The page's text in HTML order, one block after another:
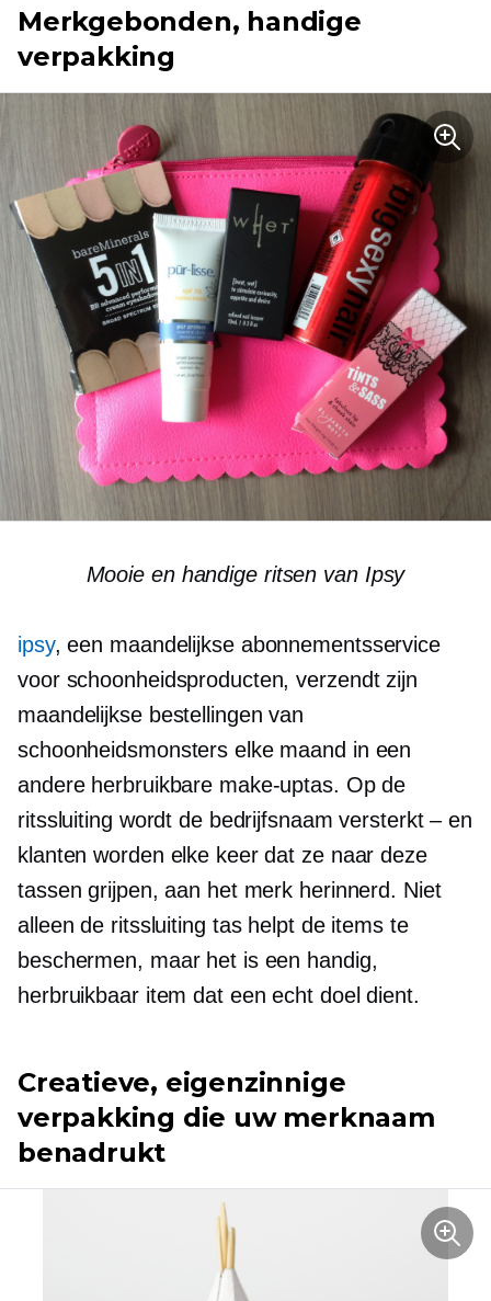
Merkgebonden, handige
verpakking
Mooie en handige ritsen van Ipsy
ipsy, een maandelijkse abonnementsservice
voor schoonheidsproducten, verzendt zijn
maandelijkse bestellingen van
schoonheidsmonsters elke maand in een
andere herbruikbare make-uptas. Op de
ritssluiting wordt de bedrijfsnaam versterkt – en
klanten worden elke keer dat ze naar deze
tassen grijpen, aan het merk herinnerd. Niet
alleen de ritssluiting tas helpt de items te
beschermen, maar het is een handig,
herbruikbaar item dat een echt doel dient.
Creatieve, eigenzinnige
verpakking die uw merknaam
benadrukt